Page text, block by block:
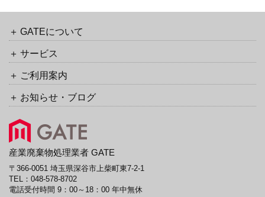
ッ
URL
GATEについて
サービス
ご利用案内
お知らせ・ブログ
産業廃棄物処理業者 GATE
〒366-0051 埼玉県深谷市上柴町東7-2-1
TEL： 048-578-8702
電話受付時間 9：00～18：00 年中無休